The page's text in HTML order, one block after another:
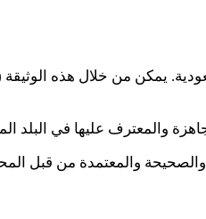
يمكن من خلال هذه
والمعترف عليها في البلد
والمعتمدة من قبل